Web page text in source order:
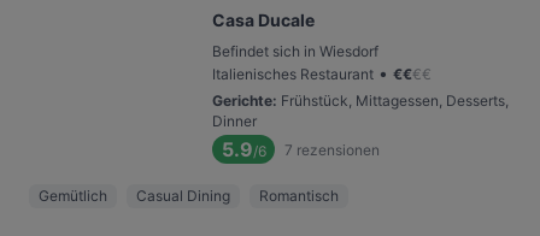
Casa Ducale
Befindet sich in Wiesdorf
Italienisches Restaurant • €€€€
Gerichte: Frühstück, Mittagessen, Desserts,
Dinner
5.9/6 7 rezensionen
Gemütlich Casual Dining Romantisch